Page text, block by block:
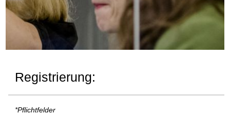
Registrierung:
*Pflichtfelder